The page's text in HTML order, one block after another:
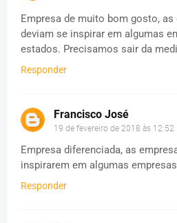
Empresa de muito bom gosto,
deviam se inspirar em algumas
estados. Precisamos sair da
Responder
Francisco José
19 de fevereiro de 2018 às 12:52
Empresa diferenciada, as
inspirarem em algumas
Responder